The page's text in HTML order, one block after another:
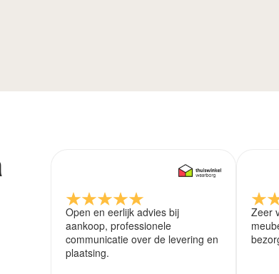
Open en eerlijk advies bij
aankoop, professionele
communicatie over de levering en
plaatsing.
Zeer